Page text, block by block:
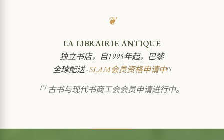
❦
LA LIBRAIRIE ANTIQUE
独立书店，自1995年起，巴黎
全球配送 ·SLAM会员资格申请中[*]
[*]古书与现代书商工会会员申请进行中。